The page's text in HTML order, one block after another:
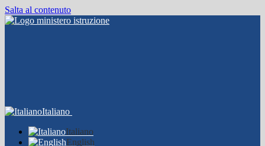
Salta al contenuto
Italiano
Italiano
English